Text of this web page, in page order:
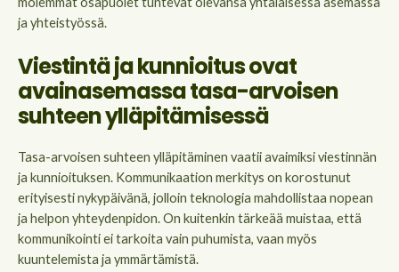
ja yhteistyössä.
Viestintä ja kunnioitus ovat
avainasemassa tasa-arvoisen
suhteen ylläpitämisessä
Tasa-arvoisen suhteen ylläpitäminen vaatii avaimiksi viestinnän
ja kunnioituksen. Kommunikaation merkitys on korostunut
erityisesti nykypäivänä, jolloin teknologia mahdollistaa nopean
ja helpon yhteydenpidon. On kuitenkin tärkeää muistaa, että
kommunikointi ei tarkoita vain puhumista, vaan myös
kuuntelemista ja ymmärtämistä.